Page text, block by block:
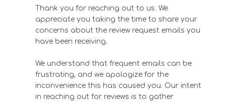
Thank you for reaching out to us. We
appreciate you taking the time to share your
concerns about the review request emails you
have been receiving.
We understand that frequent emails can be
frustrating, and we apologize for the
inconvenience this has caused you. Our intent
in reaching out for reviews is to gather